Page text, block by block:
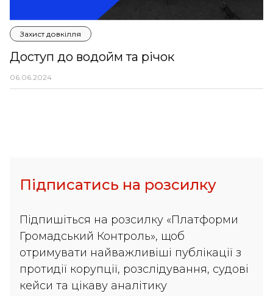
Захист довкілля
Доступ до водойм та річок
06.06.2024
Підписатись на розсилку
Підпишіться на розсилку «Платформи
Громадський Контроль», щоб
отримувати найважливіші публікації з
протидії корупції, розслідування, судові
кейси та цікаву аналітику